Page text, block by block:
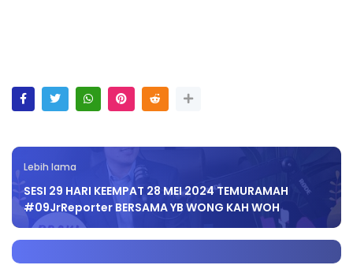
Lebih lama
SESI 29 HARI KEEMPAT 28 MEI 2024 TEMURAMAH
#09JrReporter BERSAMA YB WONG KAH WOH